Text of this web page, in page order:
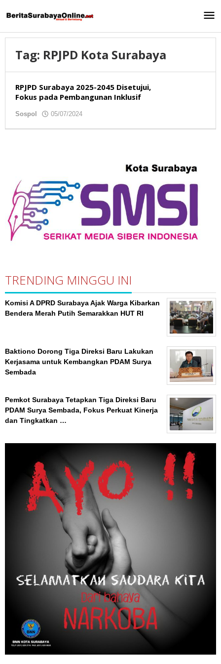
ke
Tag: RPJPD Kota Surabaya
RPJPD Surabaya 2025-2045 Disetujui,
Fokus pada Pembangunan Inklusif
Sospol 05/07/2024
TRENDING MINGGU INI
Komisi A DPRD Surabaya Ajak Warga Kibarkan
Bendera Merah Putih Semarakkan HUT RI
Baktiono Dorong Tiga Direksi Baru Lakukan
Kerjasama untuk Kembangkan PDAM Surya
Sembada
Pemkot Surabaya Tetapkan Tiga Direksi Baru
PDAM Surya Sembada, Fokus Perkuat Kinerja
dan Tingkatkan …